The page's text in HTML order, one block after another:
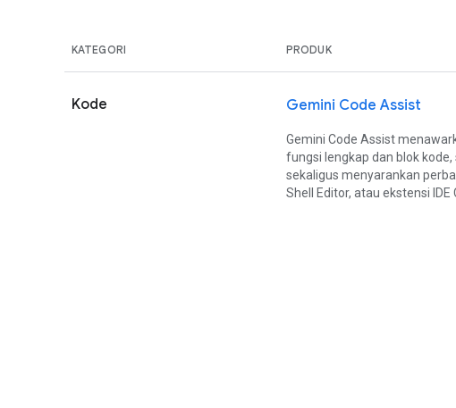
KATEGORI PRODUK
Kode Gemini Code Assist
Gemini Code Assist
fungsi lengkap dan blok
sekaligus menyarankan
Shell Editor, atau ekstensi IDE